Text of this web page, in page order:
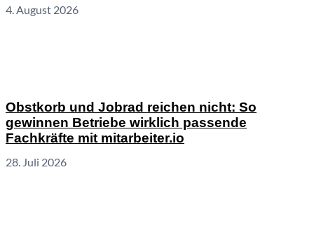
4. August 2026
Obstkorb und Jobrad reichen nicht: So
gewinnen Betriebe wirklich passende
Fachkräfte mit mitarbeiter.io
28. Juli 2026